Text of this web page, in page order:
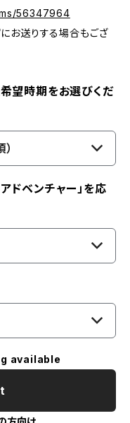
56347964
お送りする場合もござ
望時期をお選びくだ
ドベンチャー」を応
available